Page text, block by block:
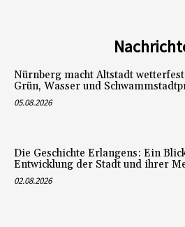
Nürnberg macht Altstadt
Grün, Wasser und
05.08.2026
Die Geschichte Erlangens: Ein
Entwicklung der Stadt und ihrer
02.08.2026